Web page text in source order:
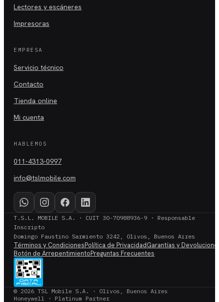
Lectores y escáneres
Impresoras
EMPRESA
Servicio técnico
Contacto
Tienda online
Mi cuenta
HABLEMOS
011-4313-0997
info@tslmobile.com
T.S.L. MOBILE S.A. · CUIT 30-70988936-9 · Responsable
Inscripto
Domingo Faustino Sarmiento 3242, Olivos, Buenos Aires
Términos y CondicionesPolítica de PrivacidadGarantías y
Botón de ArrepentimientoPreguntas Frecuentes
© 2026 TSL Mobile S.A. · Olivos, Buenos Aires
Honeywell · Platinum Partner